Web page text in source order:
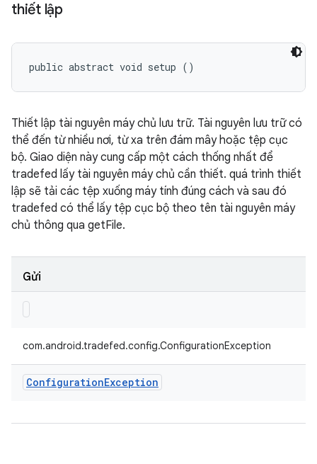
thiết lập
public abstract void setup ()
Thiết lập tài nguyên máy chủ lưu trữ. Tài nguyên lưu trữ có
thể đến từ nhiều nơi, từ xa trên đám mây hoặc tệp cục
bộ. Giao diện này cung cấp một cách thống nhất để
tradefed lấy tài nguyên máy chủ cần thiết. quá trình thiết
lập sẽ tải các tệp xuống máy tính đúng cách và sau đó
tradefed có thể lấy tệp cục bộ theo tên tài nguyên máy
chủ thông qua getFile.
Gửi
com.android.tradefed.config.ConfigurationException
ConfigurationException